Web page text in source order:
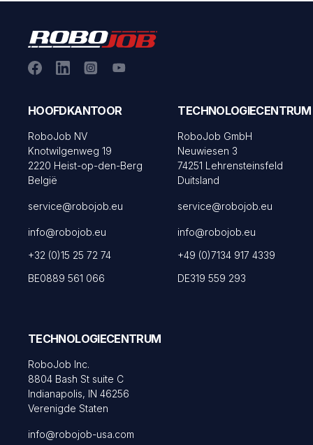
HOOFDKANTOOR
RoboJob NV
Knotwilgenweg 19
2220 Heist-op-den-Berg
België
service@robojob.eu
info@robojob.eu
+32 (0)15 25 72 74
BE0889 561 066
TECHNOLOGIECENTRUM
RoboJob GmbH
Neuwiesen 3
74251 Lehrensteinsfeld
Duitsland
service@robojob.eu
info@robojob.eu
+49 (0)7134 917 4339
DE319 559 293
TECHNOLOGIECENTRUM
RoboJob Inc.
8804 Bash St suite C
Indianapolis, IN 46256
Verenigde Staten
info@robojob-usa.com